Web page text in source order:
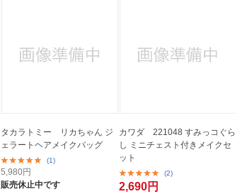
タカラトミー リカちゃん ジ
ェラートヘアメイクバッグ
(1)
5,980円
販売休止中です
カワダ 221048 すみっコぐら
し ミニチェスト付きメイクセ
ット
(2)
2,690円